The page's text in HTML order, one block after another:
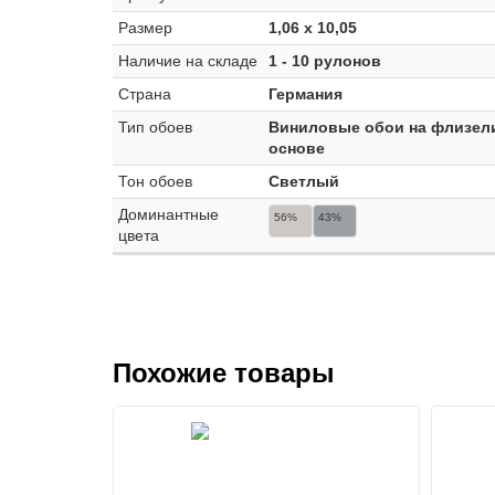
Размер
1,06 x 10,05
Наличие на складе
1 - 10 рулонов
Страна
Германия
Тип обоев
Виниловые обои на
основе
Тон обоев
Светлый
Доминантные
цвета
56% 43%
Похожие товары